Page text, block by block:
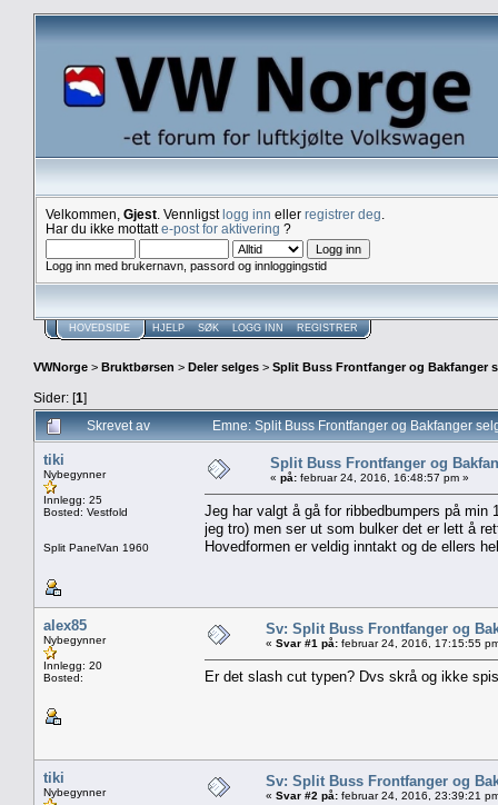
Velkommen, Gjest . Vennligstlogg inn eller registrer deg
Har du ikke mottatte-post for aktivering ?
Logg inn med brukernavn, passord og innloggingstid
HOVEDSIDE HJELP SØK LOGG INN REGISTRER
VWNorge > Bruktbørsen > Deler selges > Split Buss Frontfanger og Bakfanger
Sider: [1]
Skrevet av
Emne: Split Buss Frontfanger og Bakfanger
tiki
Nybegynner
Innlegg: 25
Bosted: Vestfold
Split PanelVan 1960
Split Buss Frontfanger og
« på: februar 24, 2016, 16:48:57 pm »
Jeg har valgt å gå for ribbedbumpers på min
jeg tro) men ser ut som bulker det er lett å
Hovedformen er veldig inntakt og de ellers
alex85
Nybegynner
Innlegg: 20
Bosted:
Sv: Split Buss Frontfanger og
« Svar #1 på: februar 24, 2016, 17:15:55
Er det slash cut typen? Dvs skrå og ikke
tiki
Nybegynner
Sv: Split Buss Frontfanger og
« Svar #2 på: februar 24, 2016, 23:39:21